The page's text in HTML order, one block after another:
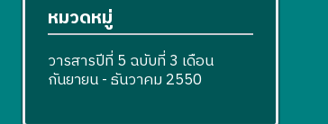
หมวดหมู่
วารสารปีที่ 5 ฉบับที่ 3 เดือน
กันยายน - ธันวาคม 2550